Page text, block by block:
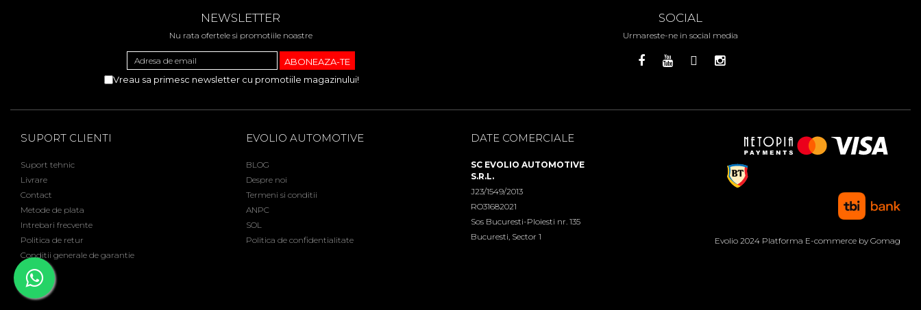
NEWSLETTER
Nu rata ofertele si promotiile noastre
Vreau sa primesc newsletter cu promotiile magazinului!
SOCIAL
Urmareste-ne in social media
SUPORT CLIENTI
Suport tehnic
Livrare
Contact
Metode de plata
Intrebari frecvente
Politica de retur
Conditii generale de garantie
EVOLIO AUTOMOTIVE
BLOG
Despre noi
Termeni si conditii
ANPC
SOL
Politica de confidentialitate
DATE COMERCIALE
SC EVOLIO AUTOMOTIVE
S.R.L.
J23/1549/2013
RO31682021
Sos Bucuresti-Ploiesti nr. 135
Bucuresti, Sector 1
Evolio 2024 Platforma E-commerce by Gomag